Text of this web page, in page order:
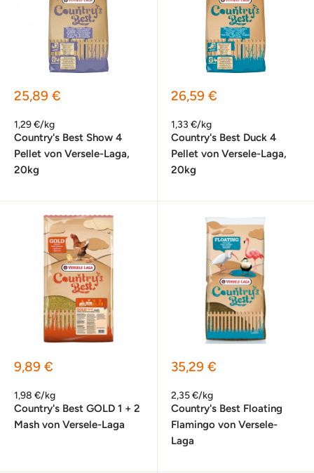
Sonderpreis
25,89 €
1,29 €/kg
Country's Best Show 4
Pellet von Versele-Laga,
20kg
Sonderpreis
26,59 €
1,33 €/kg
Country's Best Duck 4
Pellet von Versele-Laga,
20kg
Sonderpreis
9,89 €
1,98 €/kg
Country's Best GOLD 1 + 2
Mash von Versele-Laga
Sonderpreis
35,29 €
2,35 €/kg
Country's Best Floating
Flamingo von Versele-
Laga